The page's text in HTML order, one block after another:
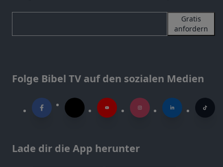
Gratis
anfordern
Folge Bibel TV auf den sozialen Medien
Lade dir die App herunter